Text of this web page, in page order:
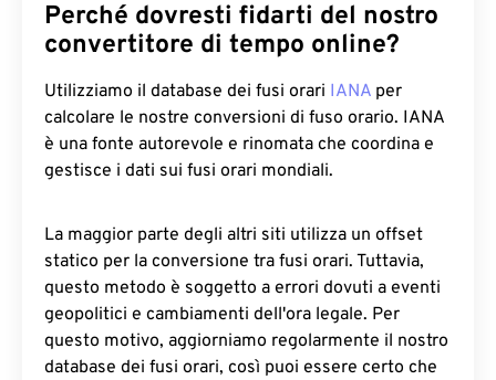
Perché dovresti fidarti del nostro
convertitore di tempo online?
Utilizziamo il database dei fusi orari IANA per
calcolare le nostre conversioni di fuso orario. IANA
è una fonte autorevole e rinomata che coordina e
gestisce i dati sui fusi orari mondiali.
La maggior parte degli altri siti utilizza un offset
statico per la conversione tra fusi orari. Tuttavia,
questo metodo è soggetto a errori dovuti a eventi
geopolitici e cambiamenti dell'ora legale. Per
questo motivo, aggiorniamo regolarmente il nostro
database dei fusi orari, così puoi essere certo che